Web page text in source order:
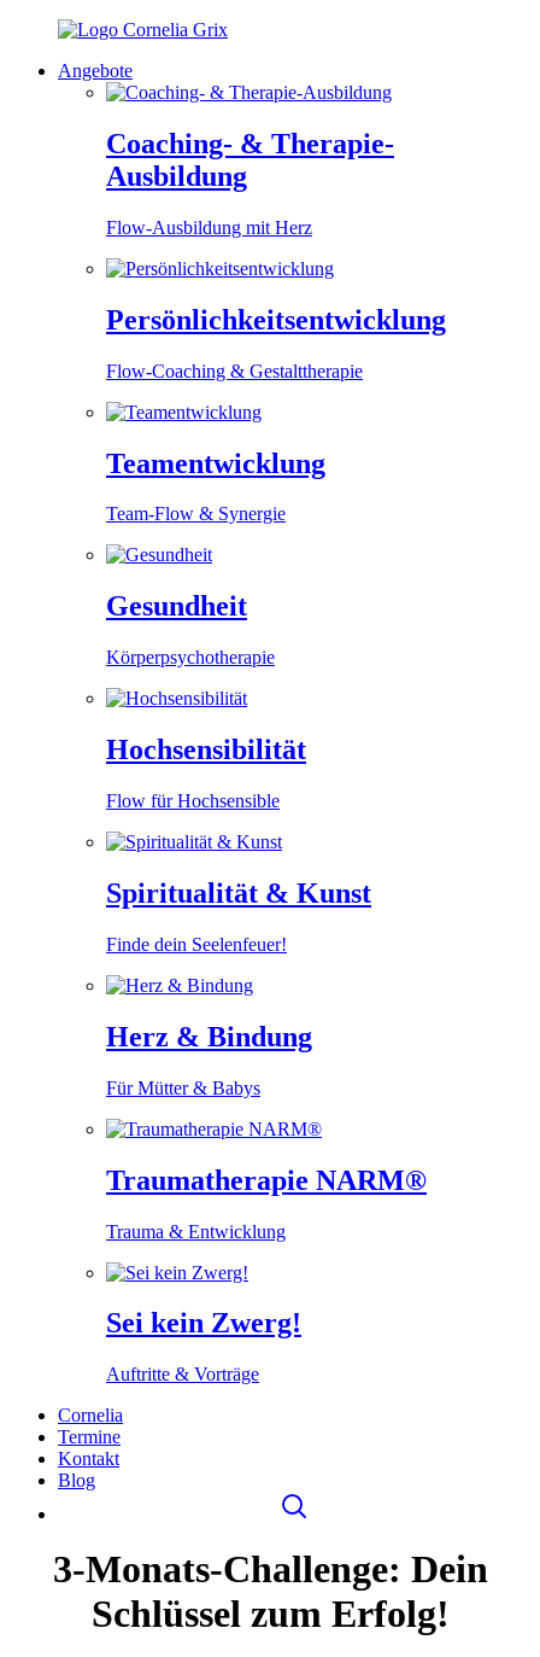
Angebote
Coaching- & Therapie-
Ausbildung
Flow-Ausbildung mit Herz
Persönlichkeitsentwicklung
Flow-Coaching & Gestalttherapie
Teamentwicklung
Team-Flow & Synergie
Gesundheit
Körperpsychotherapie
Hochsensibilität
Flow für Hochsensible
Spiritualität & Kunst
Finde dein Seelenfeuer!
Herz & Bindung
Für Mütter & Babys
Traumatherapie NARM®
Trauma & Entwicklung
Sei kein Zwerg!
Auftritte & Vorträge
Cornelia
Termine
Kontakt
Blog
3-Monats-Challenge: Dein
Schlüssel zum Erfolg!